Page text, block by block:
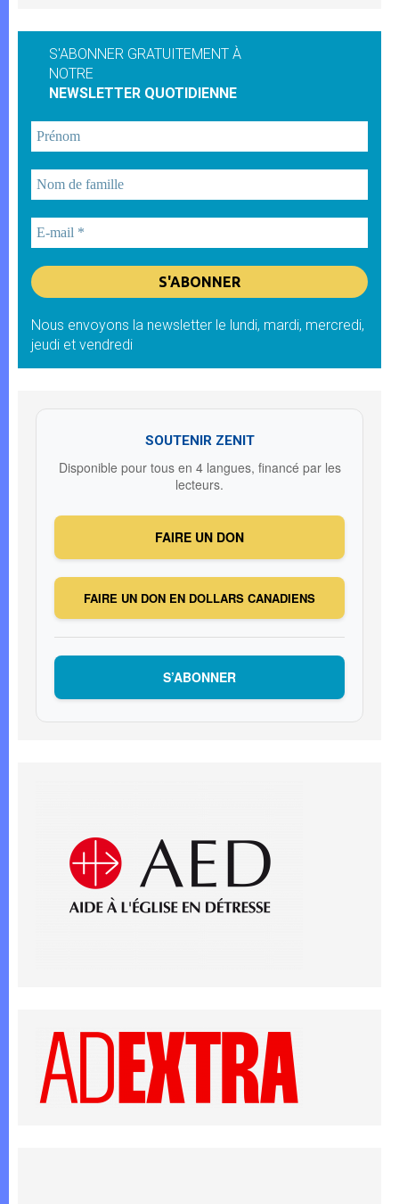
S'ABONNER GRATUITEMENT À
NOTRE
NEWSLETTER QUOTIDIENNE
Nous envoyons la newsletter le lundi, mardi, mercredi,
jeudi et vendredi
SOUTENIR ZENIT
Disponible pour tous en 4 langues, financé par les
lecteurs.
FAIRE UN DON
FAIRE UN DON EN DOLLARS CANADIENS
S’ABONNER